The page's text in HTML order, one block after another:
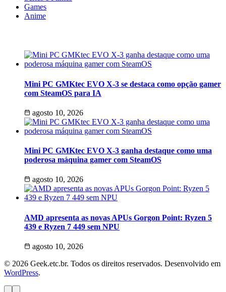
Games
Anime
Mini PC GMKtec EVO X-3 se destaca como opção gamer
com SteamOS para IA
agosto 10, 2026
Mini PC GMKtec EVO X-3 ganha destaque como uma
poderosa máquina gamer com SteamOS
agosto 10, 2026
AMD apresenta as novas APUs Gorgon Point: Ryzen 5
439 e Ryzen 7 449 sem NPU
agosto 10, 2026
© 2026 Geek.etc.br. Todos os direitos reservados. Desenvolvido em
WordPress.